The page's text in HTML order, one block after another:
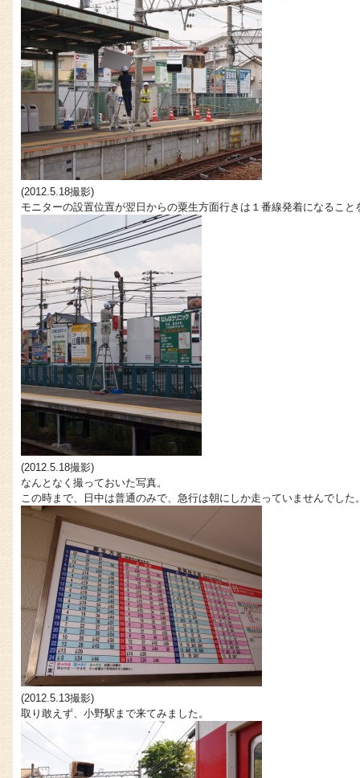
(2012.5.18撮影)
モニターの設置位置が翌日からの粟生方面行きは１番線発着になること
(2012.5.18撮影)
なんとなく撮っておいた写真。
この時まで、日中は普通のみで、急行は朝にしか走っていませんでした
(2012.5.13撮影)
取り敢えず、小野駅まで来てみました。